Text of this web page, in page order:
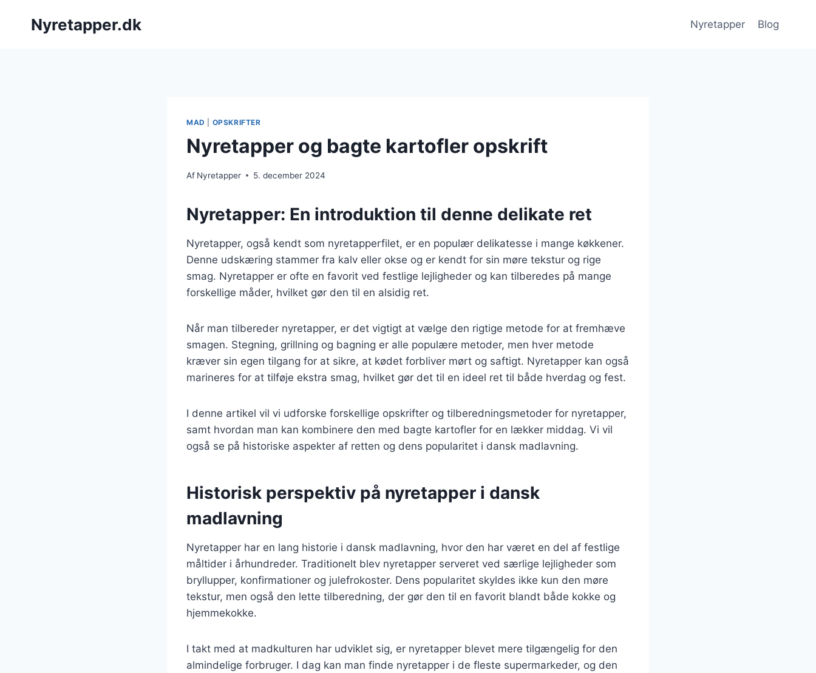
Nyretapper.dk Nyretapper Blog
MAD OPSKRIFTER
Nyretapper og bagte kartofler opskrift
Af Nyretapper 5. december 2024
Nyretapper: En introduktion til denne delikate ret
Nyretapper, også kendt som nyretapperfilet, er en populær delikatesse i mange køkkener.
Denne udskæring stammer fra kalv eller okse og er kendt for sin møre tekstur og rige
smag. Nyretapper er ofte en favorit ved festlige lejligheder og kan tilberedes på mange
forskellige måder, hvilket gør den til en alsidig ret.
Når man tilbereder nyretapper, er det vigtigt at vælge den rigtige metode for at fremhæve
smagen. Stegning, grillning og bagning er alle populære metoder, men hver metode
kræver sin egen tilgang for at sikre, at kødet forbliver mørt og saftigt. Nyretapper kan også
marineres for at tilføje ekstra smag, hvilket gør det til en ideel ret til både hverdag og fest.
I denne artikel vil vi udforske forskellige opskrifter og tilberedningsmetoder for nyretapper,
samt hvordan man kan kombinere den med bagte kartofler for en lækker middag. Vi vil
også se på historiske aspekter af retten og dens popularitet i dansk madlavning.
Historisk perspektiv på nyretapper i dansk
madlavning
Nyretapper har en lang historie i dansk madlavning, hvor den har været en del af festlige
måltider i århundreder. Traditionelt blev nyretapper serveret ved særlige lejligheder som
bryllupper, konfirmationer og julefrokoster. Dens popularitet skyldes ikke kun den møre
tekstur, men også den lette tilberedning, der gør den til en favorit blandt både kokke og
hjemmekokke.
I takt med at madkulturen har udviklet sig, er nyretapper blevet mere tilgængelig for den
almindelige forbruger. I dag kan man finde nyretapper i de fleste supermarkeder, og den